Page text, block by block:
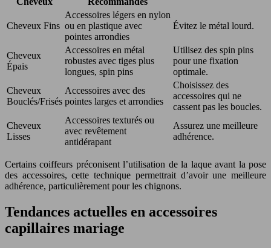
Cheveux Fins
Accessoires légers en nylon
ou en plastique avec
pointes arrondies
Évitez le métal lourd.
Cheveux
Épais
Accessoires en métal
robustes avec tiges plus
longues, spin pins
Utilisez des spin pins
pour une fixation
optimale.
Cheveux
Bouclés/Frisés
Accessoires avec des
pointes larges et arrondies
Choisissez des
accessoires qui ne
cassent pas les boucles.
Cheveux
Lisses
Accessoires texturés ou
avec revêtement
antidérapant
Assurez une meilleure
adhérence.
Certains coiffeurs préconisent l’utilisation de la laque avant la pose
des accessoires, cette technique permettrait d’avoir une meilleure
adhérence, particulièrement pour les chignons.
Tendances actuelles en accessoires
capillaires mariage